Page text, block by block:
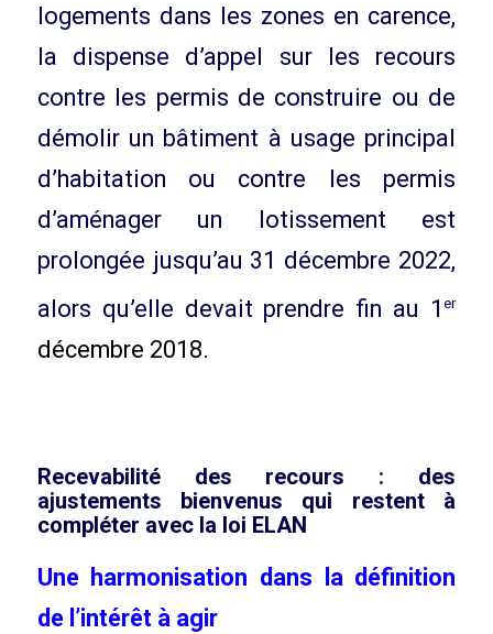
logements dans les zones en carence,
la dispense d’appel sur les recours
contre les permis de construire ou de
démolir un bâtiment à usage principal
d’habitation ou contre les permis
d’aménager un lotissement est
prolongée jusqu’au 31 décembre 2022,
alors qu’elle devait prendre fin au 1er
décembre 2018.
Recevabilité des recours : des
ajustements bienvenus qui restent à
compléter avec la loi ELAN
Une harmonisation dans la définition
de l’intérêt à agir